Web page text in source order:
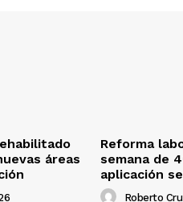
áreas
Reforma
semana de
aplicación
Roberto